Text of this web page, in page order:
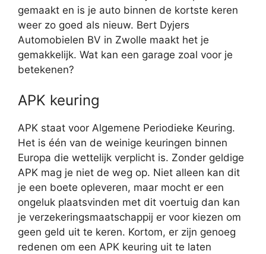
gemaakt en is je auto binnen de kortste keren
weer zo goed als nieuw. Bert Dyjers
Automobielen BV in Zwolle maakt het je
gemakkelijk. Wat kan een garage zoal voor je
betekenen?
APK keuring
APK staat voor Algemene Periodieke Keuring.
Het is één van de weinige keuringen binnen
Europa die wettelijk verplicht is. Zonder geldige
APK mag je niet de weg op. Niet alleen kan dit
je een boete opleveren, maar mocht er een
ongeluk plaatsvinden met dit voertuig dan kan
je verzekeringsmaatschappij er voor kiezen om
geen geld uit te keren. Kortom, er zijn genoeg
redenen om een APK keuring uit te laten